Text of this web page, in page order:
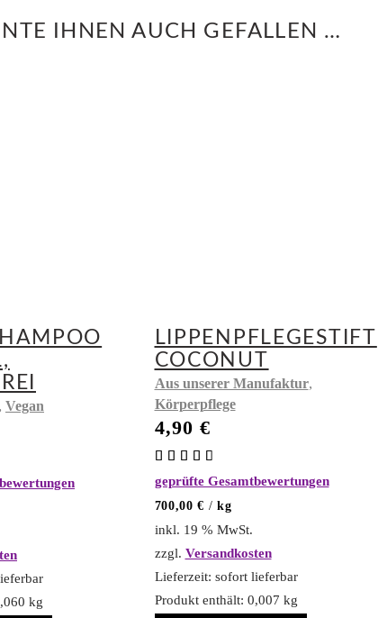
IHNEN AUCH GEFALLEN …
, Vegan
kg
LIPPENPFLEGESTIFT
COCONUT
Aus unserer Manufaktur,
Körperpflege
4,90 €
4.50
geprüfte Gesamtbewertungen
700,00€ /kg
inkl. 19 % MwSt.
zzgl. Versandkosten
Lieferzeit: sofort lieferbar
Produkt enthält: 0,007 kg